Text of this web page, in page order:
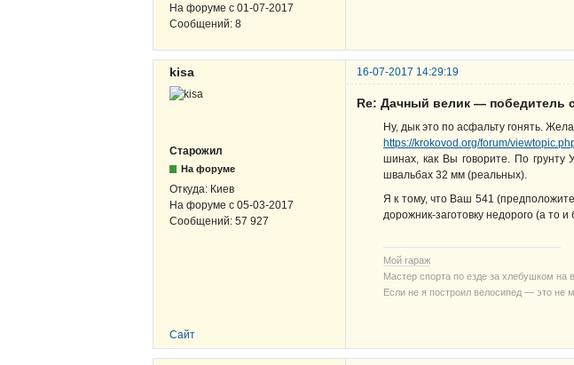
На форуме с 01-07-2017
Сообщений: 8
kisa 16-07-2017 14:29:19
Старожил
На форуме
Откуда: Киев
На форуме с 05-03-2017
Сообщений: 57 927
Re: Дачный велик — победитель
Ну, дык это по асфальту гонять.
https://krokovod.org/forum/
шинах, как Вы говорите. По грунту
швальбах 32 мм (реальных).
Я к тому, что Ваш 541
дорожник-заготовку недорого (а то
Мой гараж
Мастер спорта по езде за хлебушком на
Если не я построил велосипед — это не
Сайт